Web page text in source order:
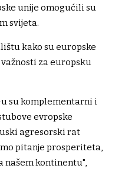
unije omogućili su
svijeta.
kako su europske
za europsku
su komplementarni i
evropske
agresorski rat
pitanje prosperiteta,
našem kontinentu",